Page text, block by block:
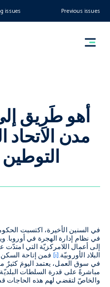
issues Previous issues
أهو طَرِيق
مدن الاتحاد
في السنين الأخيرة، اكتسبت
في نظام إدارة الهجرة في أوروبا.
إلى أعمال اللامركزيّة التي امتدّت
البلاد الأوروبيّة.
[i] فمن إتاحة السكن
في سوق العمل، يعتمد اليومَ كثيرٌ
مباشرةً على قدرة السلطات
والخاصّ لتقضي لهم هذه الحاجات